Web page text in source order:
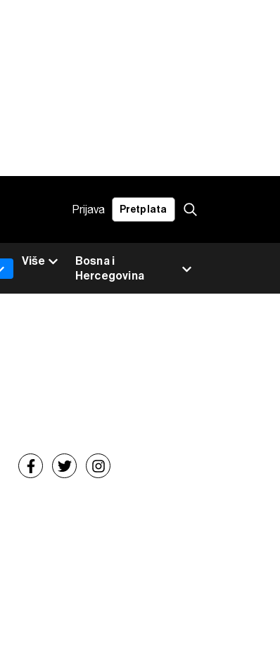
Prijava Pretplata
Bosna i
Hercegovina
Više